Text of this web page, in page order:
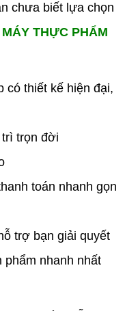
chưa biết lựa chọn
MÁY THỰC PHẨM
có thiết kế hiện đại,
trọn đời
toán nhanh gọn
trợ bạn giải quyết
phẩm nhanh nhất